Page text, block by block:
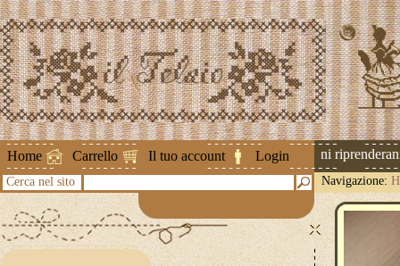
Home Carrello Il tuo account Login
Attenzione ! Le spedizioni
Cerca nel sito Navigazione: